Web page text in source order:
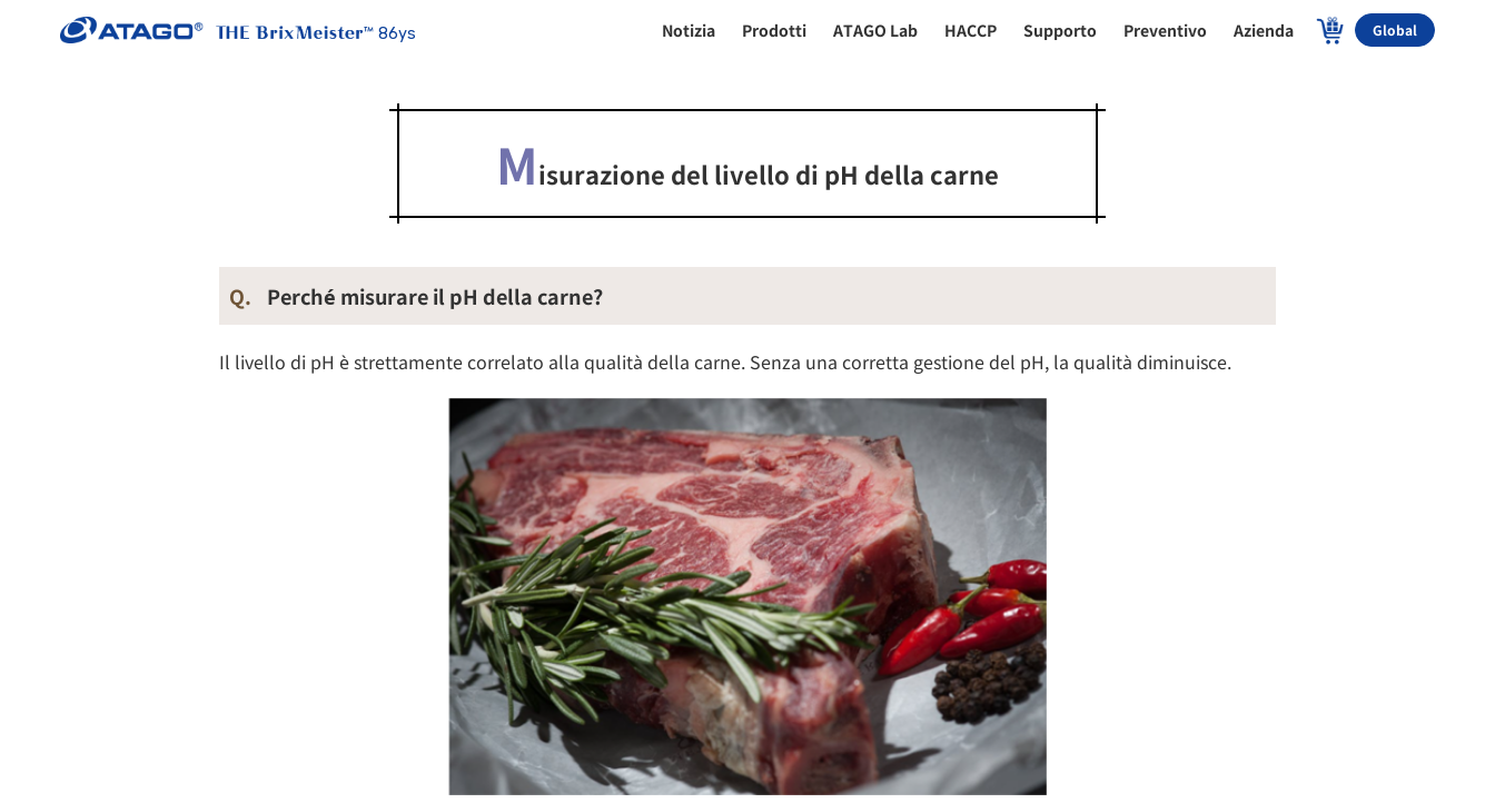
86ys Notizia Prodotti ATAGO Lab HACCP Supporto Preventivo Azienda Global
Misurazione del livello di pH della carne
Q. Perché misurare il pH della carne?
Il livello di pH è strettamente correlato alla qualità della carne. Senza una corretta gestione del pH, la qualità diminuisce.